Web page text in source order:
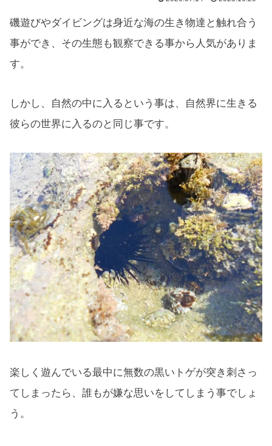
磯遊びやダイビングは身近な海の生き物達と触れ合う
事ができ、その生態も観察できる事から人気がありま
す。
しかし、自然の中に入るという事は、自然界に生きる
彼らの世界に入るのと同じ事です。
楽しく遊んでいる最中に無数の黒いトゲが突き刺さっ
てしまったら、誰もが嫌な思いをしてしまう事でしょ
う。